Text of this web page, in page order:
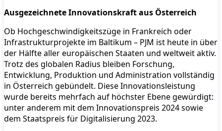
Ausgezeichnete Innovationskraft aus Österreich
Ob Hochgeschwindigkeitszüge in Frankreich oder
Infrastrukturprojekte im Baltikum – PJM ist heute in über
der Hälfte aller europäischen Staaten und weltweit aktiv.
Trotz des globalen Radius bleiben Forschung,
Entwicklung, Produktion und Administration vollständig
in Österreich gebündelt. Diese Innovationsleistung
wurde bereits mehrfach auf höchster Ebene gewürdigt:
unter anderem mit dem Innovationspreis 2024 sowie
dem Staatspreis für Digitalisierung 2023.